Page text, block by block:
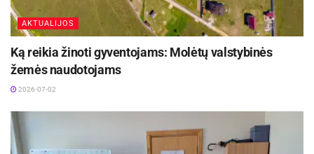
AKTUALIJOS
Ką reikia žinoti gyventojams: Molėtų valstybinės
žemės naudotojams
2026-07-02